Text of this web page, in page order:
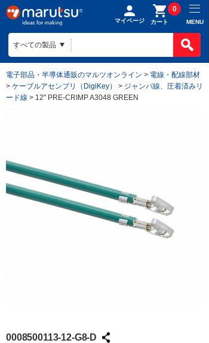
マイページ カート
0
MENU
電子部品・半導体通販のマルツオンライン > 電線・配線部材
> ケーブルアセンブリ（DigiKey） > ジャンパ線、圧着済みリ
ード線 > 12" PRE-CRIMP A3048 GREEN
0008500113-12-G8-D